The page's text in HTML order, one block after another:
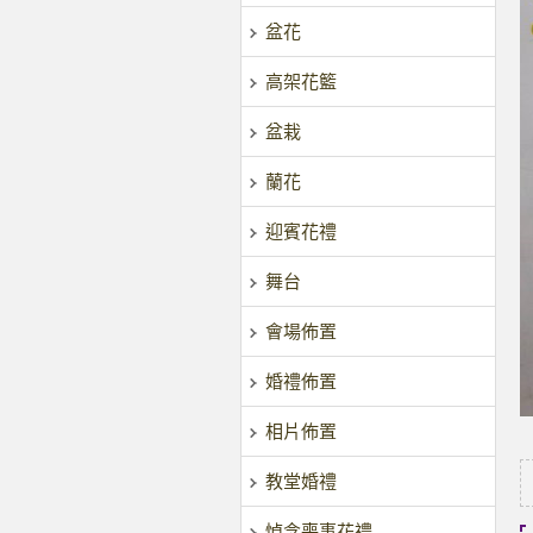
盆花
高架花籃
盆栽
蘭花
迎賓花禮
舞台
會場佈置
婚禮佈置
相片佈置
教堂婚禮